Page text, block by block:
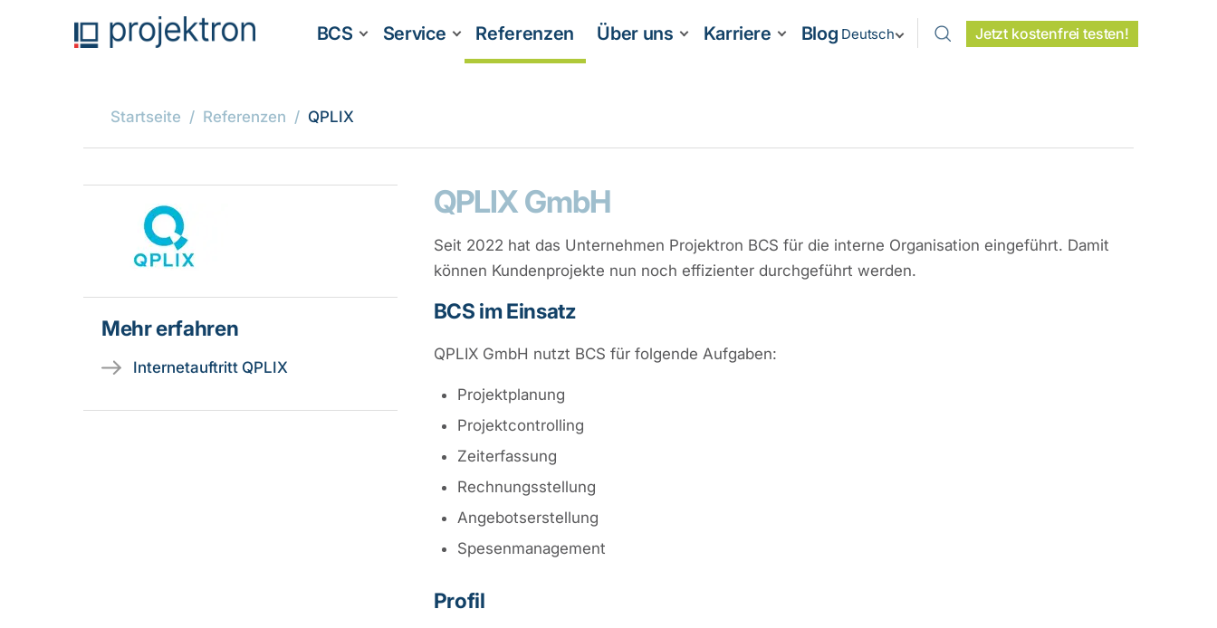
Deutsch Jetzt kostenfrei testen!
BCS Service Referenzen Über uns Karriere Blog
Startseite Referenzen QPLIX
QPLIX GmbH
Seit 2022 hat das Unternehmen Projektron BCS für die interne Organisation eingeführt. Damit
können Kundenprojekte nun noch effizienter durchgeführt werden.
BCS im Einsatz
QPLIX GmbH nutzt BCS für folgende Aufgaben:
Projektplanung
Projektcontrolling
Zeiterfassung
Rechnungsstellung
Angebotserstellung
Spesenmanagement
Profil
Mehr erfahren
Internetauftritt QPLIX